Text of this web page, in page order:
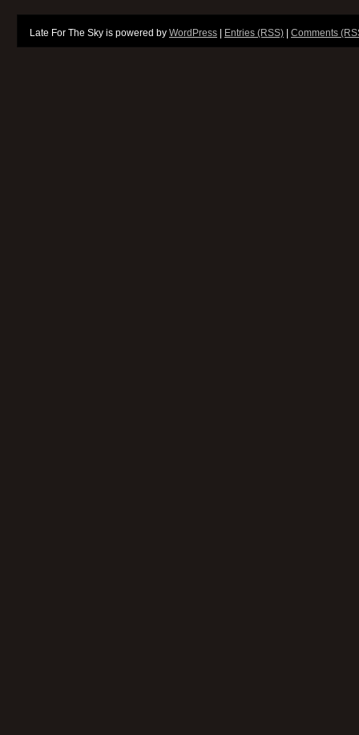
Late For The Sky is powered by WordPress Entries (RSS) Comments